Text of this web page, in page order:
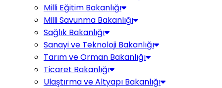
Milli Eğitim Bakanlığı
Milli Savunma Bakanlığı
Sağlık Bakanlığı
Sanayi ve Teknoloji Bakanlığı
Tarım ve Orman Bakanlığı
Ticaret Bakanlığı
Ulaştırma ve Altyapı Bakanlığı